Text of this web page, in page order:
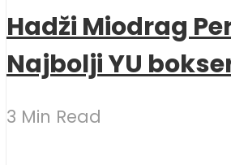
Hadži Miodrag
Najbolji YU
3 Min Read